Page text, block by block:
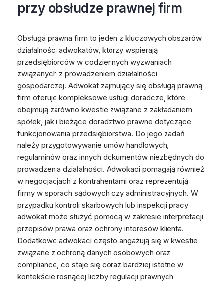
przy obsłudze prawnej firm
Obsługa prawna firm to jeden z kluczowych obszarów
działalności adwokatów, którzy wspierają
przedsiębiorców w codziennych wyzwaniach
związanych z prowadzeniem działalności
gospodarczej. Adwokat zajmujący się obsługą prawną
firm oferuje kompleksowe usługi doradcze, które
obejmują zarówno kwestie związane z zakładaniem
spółek, jak i bieżące doradztwo prawne dotyczące
funkcjonowania przedsiębiorstwa. Do jego zadań
należy przygotowywanie umów handlowych,
regulaminów oraz innych dokumentów niezbędnych do
prowadzenia działalności. Adwokaci pomagają również
w negocjacjach z kontrahentami oraz reprezentują
firmy w sporach sądowych czy administracyjnych. W
przypadku kontroli skarbowych lub inspekcji pracy
adwokat może służyć pomocą w zakresie interpretacji
przepisów prawa oraz ochrony interesów klienta.
Dodatkowo adwokaci często angażują się w kwestie
związane z ochroną danych osobowych oraz
compliance, co staje się coraz bardziej istotne w
kontekście rosnącej liczby regulacji prawnych